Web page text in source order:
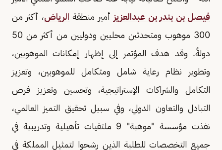
فيصل بن بندر بن عبدالعزيز أمير منطقة الرياض، أكثر من
300 موهوب ومتحدثين محليين ودوليين من أكثر من 50
دولةً. وقد هدف المؤتمر إلى إظهار إمكانات الموهوبين،
وتطوير نظام رعاية شامل ومتكامل للموهوبين، وتعزيز
التكامل والشراكات الإستراتيجية، وتحسين وتعزيز فرص
التبادل والتعاون الدولي، وفي سبيل تحقيق التميز العالمي،
نفذت مؤسسة "موهبة" 9 ملتقيات تأهيلية وتدريبية في
جميع التخصصات للطلبة الذين رشحوا لتمثيل المملكة في